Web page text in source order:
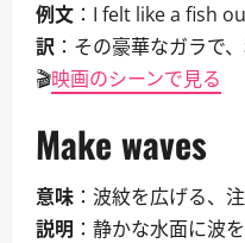
例文 ：I felt like a fish
訳 ：その豪華なガラで
🎬映画のシーンで見る
Make waves
意味 ：波紋を広げる、
説明 ：静かな水面に波